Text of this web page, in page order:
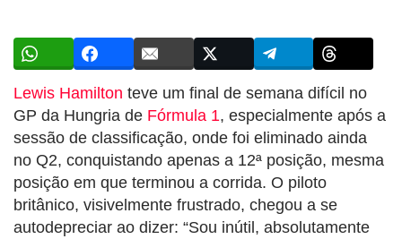
Lewis Hamilton teve um final de semana difícil no
GP da Hungria de Fórmula 1, especialmente após a
sessão de classificação, onde foi eliminado ainda
no Q2, conquistando apenas a 12ª posição, mesma
posição em que terminou a corrida. O piloto
britânico, visivelmente frustrado, chegou a se
autodepreciar ao dizer: “Sou inútil, absolutamente